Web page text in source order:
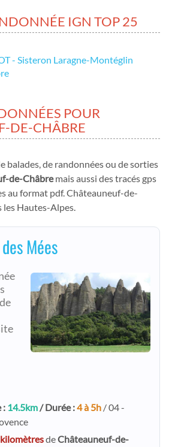
IGN TOP 25
- Sisteron Laragne-Montéglin
POUR
DE-CHÂBRE
balades, de randonnées ou de sorties
de-Châbremais aussi des tracés gps
au format pdf. Châteauneuf-de-
les Hautes-Alpes.
Mées
: 14.5km/ Durée :4 à 5h / 04 -
deChâteauneuf-de-